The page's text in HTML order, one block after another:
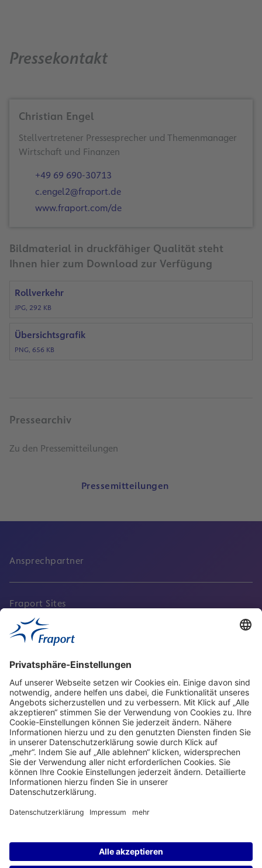
Pressekontakt
Christian Engel
Stellvertretener Pressesprecher und Themenmanager
Wirtschaft und Finanzen
+49 69 690-30713
c.engel2@fraport.de
www.fraport.com/de
Bildmaterial in druckfähiger Qualität steht
Ihnen hier zum Download zur Verfügung
Rollverkehr
JPG, 292 KB
Übersichtsgrafik
PNG, 656 KB
Pressearchiv
Zu den Pressemitteilungen
Pressemitteilungen
Ansprechpartner
Fraport Sites
Aktuell
Service
Frankfurt Airport
properties.socialType
properties.socialType
properties.socialType
properties.socialType
Frankfurt CargoHub
properties.socialType
©2004-2026 Fraport AG Frankfurt Airport Services Worldwide